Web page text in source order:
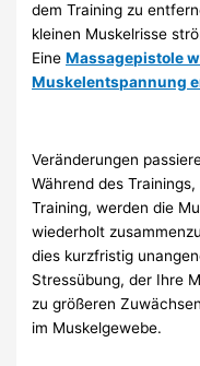
dem Training zu
kleinen Muskelrisse
EineMassagepistole
Muskelentspannung
Veränderungen
Während des
Training, werden die
wiederholt
dies kurzfristig
Stressübung, der Ihre
zu größeren
im Muskelgewebe.